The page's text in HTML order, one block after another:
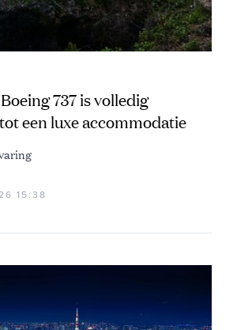
737 is volledig
een luxe accommodatie
15:38